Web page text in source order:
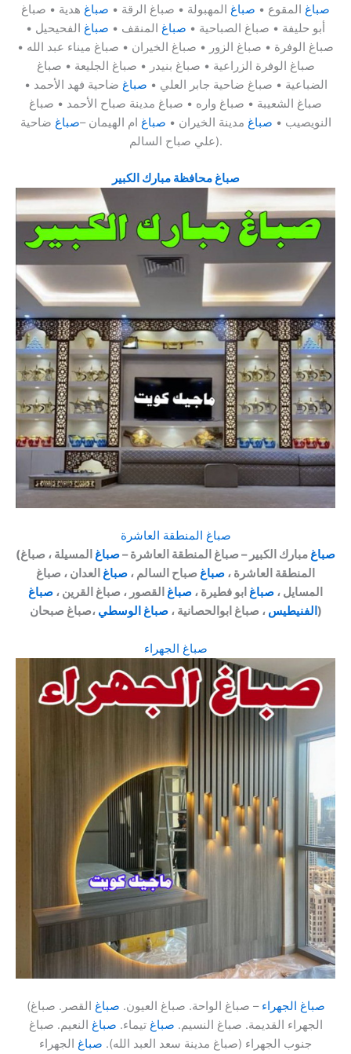
صباغ المقوع • صباغ المهبولة • صباغ الرقة • صباغ هدية • صباغ
أبو حليفة • صباغ الصباحية • صباغ المنقف • صباغ الفحيحيل •
صباغ الوفرة • صباغ الزور • صباغ الخيران • صباغ ميناء عبد الله •
صباغ الوفرة الزراعية • صباغ بنيدر • صباغ الجليعة • صباغ
الضباعية • صباغ ضاحية جابر العلي • صباغ ضاحية فهد الأحمد •
صباغ الشعيبة • صباغ واره • صباغ مدينة صباح الأحمد • صباغ
النويصيب • صباغ مدينة الخيران • صباغ ام الهيمان –صباغ ضاحية
علي صباح السالم).
صباغ محافظة مبارك الكبير
صباغ المنطقة العاشرة
(
صباغمبارك الكبير – صباغ المنطقة العاشرة –صباغ المسيلة ، صباغ
المنطقة العاشرة ، صباغ صباح السالم ، صباغ العدان ، صباغ
المسايل ، صباغ ابو فطيرة ، صباغ القصور ، صباغ القرين ، صباغ
الفنيطيس ، صباغ ابوالحصانية ،صباغ الوسطي ،صباغ صبحان)
صباغ الجهراء
( صباغ الجهراء – صباغ الواحة. صباغ العيون. صباغ القصر. صباغ
الجهراء القديمة. صباغ النسيم. صباغ تيماء. صباغ النعيم. صباغ
جنوب الجهراء (صباغ مدينة سعد العبد الله). صباغ الجهراء